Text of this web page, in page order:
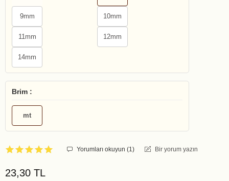
9mm 10mm
11mm 12mm
14mm
Brim :
mt
Yorumları okuyun (1) Bir yorum yazın
23,30 TL